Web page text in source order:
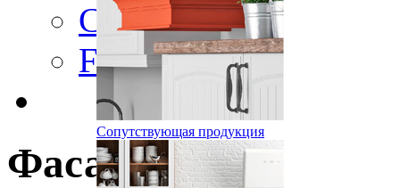
Сопутствующая продукция
Color
Frame
Фасад «»